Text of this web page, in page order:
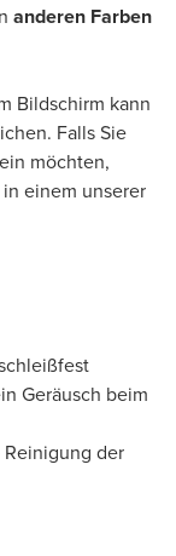
anderen Farben
Bildschirm kann
Falls Sie
möchten,
einem unserer
Geräusch beim
der